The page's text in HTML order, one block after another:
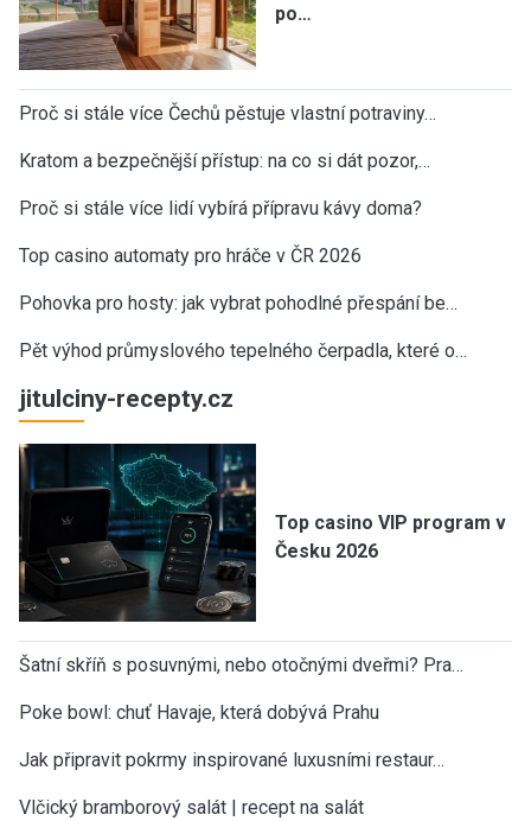
po…
Proč si stále více Čechů pěstuje vlastní potraviny…
Kratom a bezpečnější přístup: na co si dát pozor,…
Proč si stále více lidí vybírá přípravu kávy doma?
Top casino automaty pro hráče v ČR 2026
Pohovka pro hosty: jak vybrat pohodlné přespání be…
Pět výhod průmyslového tepelného čerpadla, které o…
jitulciny-recepty.cz
Top casino VIP program v
Česku 2026
Šatní skříň s posuvnými, nebo otočnými dveřmi? Pra…
Poke bowl: chuť Havaje, která dobývá Prahu
Jak připravit pokrmy inspirované luxusními restaur…
Vlčický bramborový salát | recept na salát